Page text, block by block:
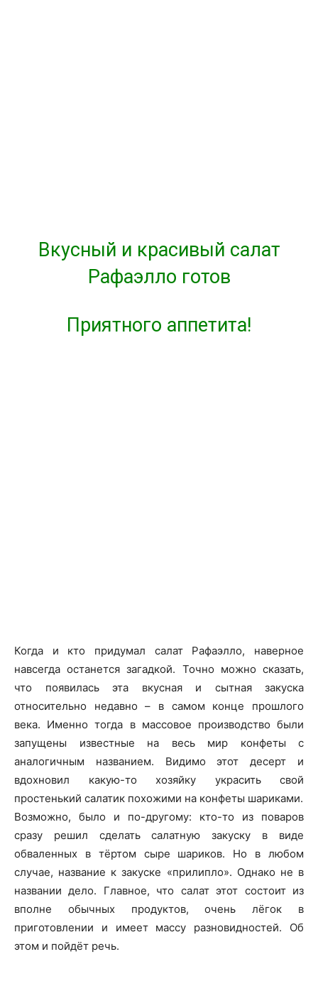
Вкусный и красивый салат
Рафаэлло готов
Приятного аппетита!
Когда и кто придумал салат Рафаэлло, наверное
навсегда останется загадкой. Точно можно сказать,
что появилась эта вкусная и сытная закуска
относительно недавно – в самом конце прошлого
века. Именно тогда в массовое производство были
запущены известные на весь мир конфеты с
аналогичным названием. Видимо этот десерт и
вдохновил какую-то хозяйку украсить свой
простенький салатик похожими на конфеты шариками.
Возможно, было и по-другому: кто-то из поваров
сразу решил сделать салатную закуску в виде
обваленных в тёртом сыре шариков. Но в любом
случае, название к закуске «прилипло». Однако не в
названии дело. Главное, что салат этот состоит из
вполне обычных продуктов, очень лёгок в
приготовлении и имеет массу разновидностей. Об
этом и пойдёт речь.